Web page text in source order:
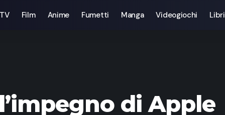
Film Anime Fumetti Manga Videogiochi Libri
di Apple